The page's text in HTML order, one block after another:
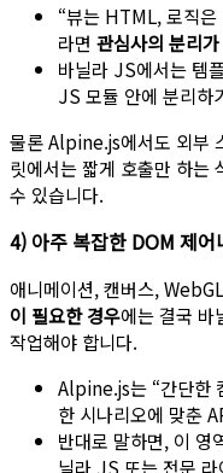
“뷰는 HTML, 로직은
라면 관심사의 분리
바닐라 JS에서는 템
JS 모듈 안에 분리하
물론 Alpine.js에서도 외부
릿에서는 짧게 호출만 하는
수 있습니다.
4) 아주 복잡한 DOM 제어
애니메이션, 캔버스,
이 필요한 경우에는 결국 바
작업해야 합니다.
Alpine.js는 “간단한
한 시나리오에 맞춘
반대로 말하면, 이
닐라 JS 또는 전문